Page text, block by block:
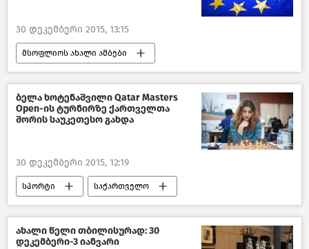
30 დეკემბერი 2015, 13:15
მსოფლიოს ახალი ამბები
ბელა ხოტენაშვილი Qatar Masters
Open-ის ტურნირზე ქართველთა
შორის საუკეთესო გახდა
30 დეკემბერი 2015, 12:19
სპორტი საქართველო
მსოფლიოს ახალი ამბები
ახალი წელი თბილისურად: 30
დეკემბერი-3 იანვარი